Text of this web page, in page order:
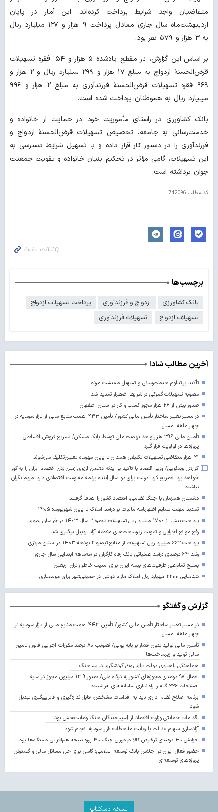
متقاضیان واجد شرایط پرداخت کرده‌اند. این آمار در پایان
اردیبهشت‌ماه سال جاری معادل پرداخت ۹ هزار و ۱۲۷ میلیارد ریال
به ۳ هزار و ۵۷۹ نفر بود.
بر اساس این گزارش، در مقطع یادشده ۵ هزار و ۱۵۴ فقره تسهیلات
قرض‌الحسنهٔ ازدواج به مبلغ ۱۷ هزار و ۲۹۹ میلیارد ریال و ۲ هزار و
۹۶۹ فقره تسهیلات قرض‌الحسنهٔ فرزندآوری به مبلغ ۲ هزار و ۹۹۶
میلیارد ریال به هموطنان پرداخت شده است.
بانک کشاورزی در راستای مأموریت خود در حمایت از خانواده و
خدمت‌رسانی به جامعه، تخصیص تسهیلات قرض‌الحسنهٔ ازدواج و
فرزندآوری را در دستور کار قرار داده و با تسهیل شرایط دسترسی به
این تسهیلات، گامی مؤثر در تحکیم بنیان خانواده و تقویت جمعیت
جوان برداشته است.
کد مطلب 742096
برچسب‌ها
بانک کشاورزی ازدواج و فرزندآوری
پرداخت تسهیلات ازدواج
تسهیلات ازدواج
تسهیلات فرزندآوری
آخرین مطالب شادا
تأکید بر تداوم خدمت‌رسانی و تسهیل معیشت مردم
مصوبه تسهیلات گمرکی در شرایط اضطرار تمدید شد
صدور بیش از ۲۶ هزار مجوز کسب‌ و کار در استان اصفهان
در مسیر تغییر ساختار تأمین مالی کشور/ تأمین ۴۴۳ همت منابع مالی از بازار سرمایه در
چهار ماهه امسال
تأمین مالی ۳۹۶ هزار واحد نهضت ملی توسط بانک مسکن/ تسریع فروش اقساطی
پروژه‌ها در اولویت قرار گیرد
۲۱ هزار متقاضی تسهیلات تکلیفی همدان تا پایان مهرماه تعیین‌تکلیف می‌شوند
گزارش ویدئویی/ وزیر اقتصاد با تاکید بر اینکه دشمن آرزوی زمین زدن اقتصاد ایران را به گور
خواهد برد، تصریح کرد: دولت برای دو سال آینده برنامه مقاومت اقتصادی دارد، مردم نگران
نباشند
دشمنان همزمان با جنگ نظامی، اقتصاد کشور را هدف گرفتند
تمدید مهلت تسلیم اظهارنامه مالیات بر درآمد املاک تا پایان شهریورماه ۱۴۰۵
پرداخت بیش از ۱۷۰۰ میلیارد ریال تسهیلات تبصره ۲ سال ۱۴۰۳ در خراسان رضوی
رفع موانع اجرایی و تقویت زیرساخت‌های منطقه آزاد اردبیل پیگیری شد
پرداخت ۶۶۲ میلیارد ریال تسهیلات از منابع تبصره ۲ بودجه ۱۴۰۳ در استان مرکزی
رشد ۶۴ درصدی درآمد عملیاتی بانک رفاه کارگران در سه‌ماهه ابتدایی سال جاری
بسیج تمام‌عیار ظرفیت‌های بیمه ایران برای امنیت خاطر زائران اربعین
شناسایی ۲۲۰۰ میلیارد ریال املاک مازاد دولتی در خمینی‌شهر برای مولدسازی
گزارش و گفتگو
در مسیر تغییر ساختار تأمین مالی کشور/ تأمین ۴۴۳ همت منابع مالی از بازار سرمایه در
چهار ماهه امسال
تأمین مالی تولید بدون فشار بر پایه پولی/ تصویب ۸۰ درصد مقررات اجرایی قانون تامین
مالی تولید و زیرساخت‌ها
هماهنگی راهبردی دولت برای رونق گردشگری در پساجنگ
اتصال ۹۷ درصدی مجوزهای کشور به درگاه ملی/ صدور ۱۳.۹ میلیون مجوز در سایه
اصلاحات ۲۲۶ گانه و راه‌اندازی سامانه‌های هوشمند
برنامه اصلاح نظام اداری باید به اقدامات مشخص، قابل‌اندازه‌گیری و قابل‌پیگیری تبدیل
شود
اقدامات حمایتی وزارت اقتصاد از آسیب‌دیدگان جنگ رضایت‌بخش بود
آزادسازی سهام عدالت با رعایت ملاحظات بازار سرمایه انجام شود
افزایش ۳۰ درصدی ترخیص کالا در دوران جنگ ۴۰ روزه نتیجه هم‌افزایی دستگاه‌ها بود
حضور فعال ایران در اجلاس بانک توسعه اسلامی؛ گامی برای حل مسائل مالی و گسترش
پروژه‌های توسعه‌ای
نسخه دسکتاپ